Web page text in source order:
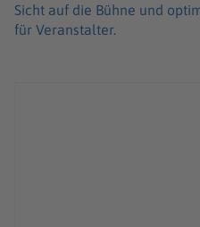
Sicht auf die Bühne und
für Veranstalter.